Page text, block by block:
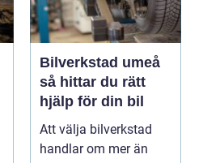
Bilverkstad umeå
så hittar du rätt
hjälp för din bil
Att välja bilverkstad
handlar om mer än